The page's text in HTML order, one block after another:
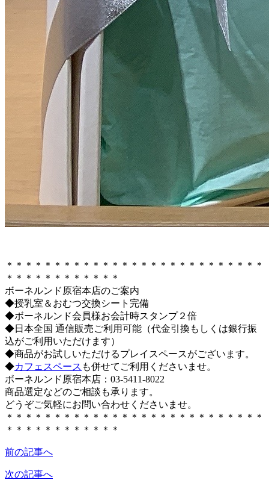
＊＊＊＊＊＊＊＊＊＊＊＊＊＊＊＊＊＊＊＊＊＊＊＊＊＊＊
＊＊＊＊＊＊＊＊＊＊＊＊
ボーネルンド原宿本店のご案内
◆授乳室＆おむつ交換シート完備
◆ボーネルンド会員様お会計時スタンプ２倍
◆日本全国 通信販売ご利用可能（代金引換もしくは銀行振
込がご利用いただけます）
◆商品がお試しいただけるプレイスペースがございます。
◆カフェスペース も併せてご利用くださいませ。
ボーネルンド原宿本店：03-5411-8022
商品選定などのご相談も承ります。
どうぞご気軽にお問い合わせくださいませ。
＊＊＊＊＊＊＊＊＊＊＊＊＊＊＊＊＊＊＊＊＊＊＊＊＊＊＊
＊＊＊＊＊＊＊＊＊＊＊＊
前の記事へ
次の記事へ